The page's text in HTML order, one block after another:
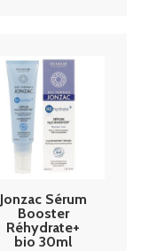
Jonzac Sérum
Booster
Réhydrate+
bio 30ml